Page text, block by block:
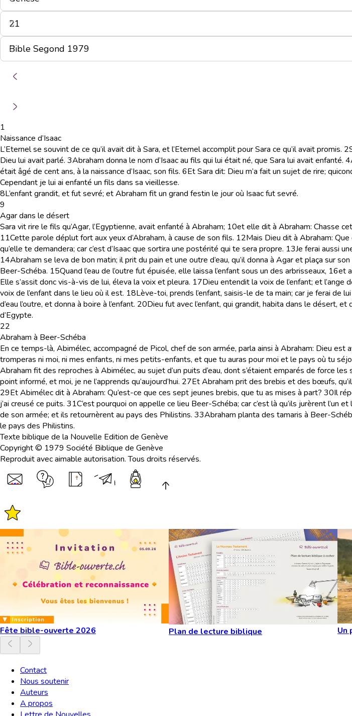
1
Naissance d’Isaac
L’Eternel se souvint de ce qu’il avait dit à Sara, et l’Eternel accomplit pour Sara ce qu’il avait promis. 2
Dieu lui avait parlé. 3Abraham donna le nom d’Isaac au fils qui lui était né, que Sara lui avait enfanté. 4
était âgé de cent ans, à la naissance d’Isaac, son fils. 6Et Sara dit: Dieu m’a fait un sujet de rire;
Cependant je lui ai enfanté un fils dans sa vieillesse.
8L’enfant grandit, et fut sevré; et Abraham fit un grand festin le jour où Isaac fut sevré.
9
Agar dans le désert
Sara vit rire le fils qu’Agar, l’Egyptienne, avait enfanté à Abraham; 10et elle dit à Abraham: Chasse
11Cette parole déplut fort aux yeux d’Abraham, à cause de son fils. 12Mais Dieu dit à Abraham:
qu’elle te demandera; car c’est d’Isaac que sortira une postérité qui te sera propre. 13Je ferai aussi
14Abraham se leva de bon matin; il prit du pain et une outre d’eau, qu’il donna à Agar et plaça sur
Beer-Schéba. 15Quand l’eau de l’outre fut épuisée, elle laissa l’enfant sous un des arbrisseaux, 16et
Elle s’assit donc vis-à-vis de lui, éleva la voix et pleura. 17Dieu entendit la voix de l’enfant; et l’ange
voix de l’enfant dans le lieu où il est. 18Lève-toi, prends l’enfant, saisis-le de ta main; car je ferai de
d’eau l’outre, et donna à boire à l’enfant. 20Dieu fut avec l’enfant, qui grandit, habita dans le désert, et
d’Egypte.
22
Abraham à Beer-Schéba
En ce temps-là, Abimélec, accompagné de Picol, chef de son armée, parla ainsi à Abraham: Dieu est
tromperas ni moi, ni mes enfants, ni mes petits-enfants, et que tu auras pour moi et le pays où tu
Abraham fit des reproches à Abimélec, au sujet d’un puits d’eau, dont s’étaient emparés de force les
point informé, et moi, je ne l’apprends qu’aujourd’hui. 27Et Abraham prit des brebis et des bœufs,
29Et Abimélec dit à Abraham: Qu’est-ce que ces sept jeunes brebis, que tu as mises à part? 30Il
j’ai creusé ce puits. 31C’est pourquoi on appelle ce lieu Beer-Schéba; car c’est là qu’ils jurèrent l’un et
de son armée; et ils retournèrent au pays des Philistins. 33Abraham planta des tamaris à Beer-
le pays des Philistins.
Texte biblique de la Nouvelle Edition de Genève
Copyright © 1979 Société Biblique de Genève
Reproduit avec aimable autorisation. Tous droits réservés.
Fête bible-ouverte 2026 Plan de lecture biblique Un
Contact
Nous soutenir
Auteurs
A propos